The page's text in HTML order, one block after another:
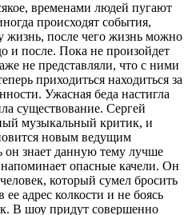
временами людей пугают
происходят события,
после чего жизнь можно
и после. Пока не произойдет
не представляли, что с ними
приходиться находиться за
Ужасная беда настигла
существование. Сергей
музыкальный критик, и
новым ведущим
он знает данную тему лучше
опасные качели. Он
который сумел бросить
адрес колкости и не боясь
В шоу придут совершенно